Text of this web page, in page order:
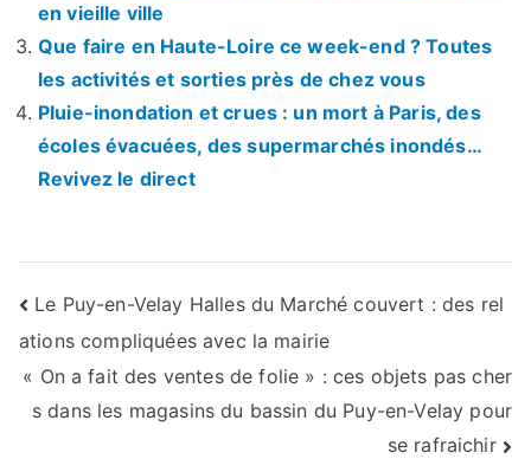
en vieille ville
Que faire en Haute-Loire ce week-end ? Toutes
les activités et sorties près de chez vous
Pluie-inondation et crues : un mort à Paris, des
écoles évacuées, des supermarchés inondés…
Revivez le direct
Navigation
de
l’article
Le Puy-en-Velay Halles du Marché couvert : des rel
ations compliquées avec la mairie
« On a fait des ventes de folie » : ces objets pas cher
s dans les magasins du bassin du Puy-en-Velay pour
se rafraichir